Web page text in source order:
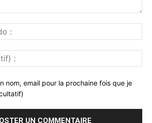
nom, email pour la prochaine fois que je